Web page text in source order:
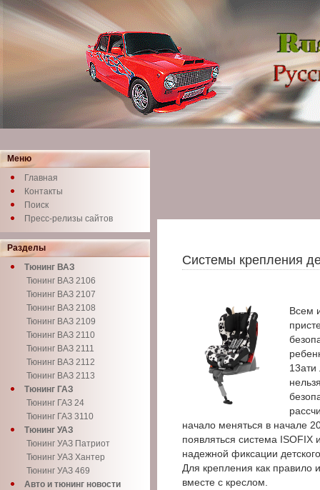
Меню
Главная
Контакты
Поиск
Пресс-релизы сайтов
Разделы
Тюнинг ВАЗ
Тюнинг ВАЗ 2106
Тюнинг ВАЗ 2107
Тюнинг ВАЗ 2108
Тюнинг ВАЗ 2109
Тюнинг ВАЗ 2110
Тюнинг ВАЗ 2111
Тюнинг ВАЗ 2112
Тюнинг ВАЗ 2113
Тюнинг ГАЗ
Тюнинг ГАЗ 24
Тюнинг ГАЗ 3110
Тюнинг УАЗ
Тюнинг УАЗ Патриот
Тюнинг УАЗ Хантер
Тюнинг УАЗ 469
Авто и тюнинг новости
Системы крепления
Всем
13ати
начало меняться в начале
появляться система
надежной фиксации
Для крепления как правило
вместе с креслом.